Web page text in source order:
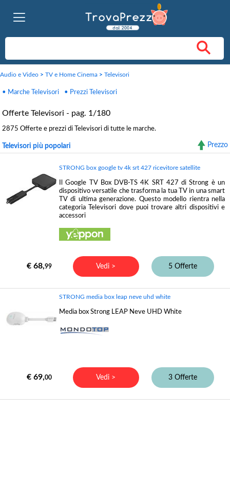
Audio e Video > TV e Home Cinema > Televisori
• Marche Televisori • Prezzi Televisori
Offerte Televisori - pag. 1/180
2875 Offerte e prezzi di Televisori di tutte le marche.
Televisori più popolari Prezzo
STRONG box google tv 4k srt 427 ricevitore satellite
Il Google TV Box DVB-TS 4K SRT 427 di Strong è un
dispositivo versatile che trasforma la tua TV in una smart
TV di ultima generazione. Questo modello rientra nella
categoria Televisori dove puoi trovare altri dispositivi e
accessori
€ 68,99 Vedi > 5 Offerte
STRONG media box leap neve uhd white
Media box Strong LEAP Neve UHD White
€ 69,00 Vedi > 3 Offerte